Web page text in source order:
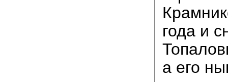
года и
а его